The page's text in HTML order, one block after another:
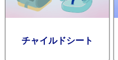
チャイルドシート